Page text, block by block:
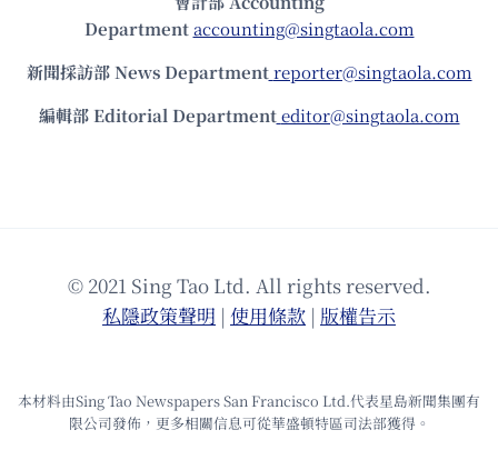
Department accounting@singtaola.com
新聞採訪部 News Department reporter@singtaola.com
編輯部 Editorial Department editor@singtaola.com
© 2021 Sing Tao Ltd. All rights reserved.
私隱政策聲明 | 使⽤條款 | 版權告⽰
本材料由Sing Tao Newspapers San Francisco Ltd.代表星島新聞集團有
限公司發佈，更多相關信息可從華盛頓特區司法部獲得。